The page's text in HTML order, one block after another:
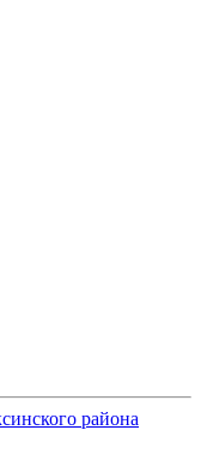
района